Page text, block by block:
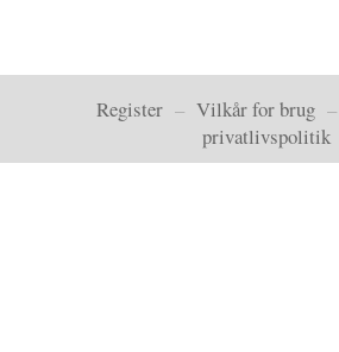
Register –Vilkår for brug
privatlivspolitik